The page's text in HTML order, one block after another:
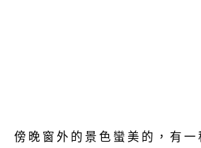
傍晚窗外的景色蠻美的，有一